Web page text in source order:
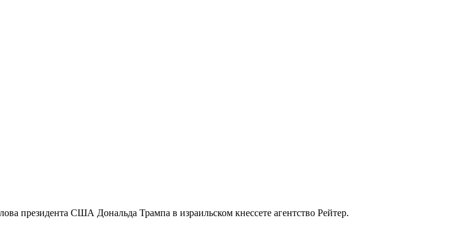
президента США Дональда Трампа в израильском кнессете агентство Рейтер.